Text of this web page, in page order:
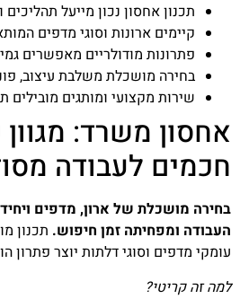
תכנון אחסון נכון מייעל
קיימים ארונות וסוגי מדפים
פתרונות מודולריים מאפשרים
בחירה מושכלת משלבת עיצוב,
שירות מקצועי ומותגים
אחסון משרד: מגוון
חכמים לעבודה
בחירה מושכלת של ארון, מדפים
העבודה ומפחיתה זמן חיפוש. תכנון
עומקי מדפים וסוגי דלתות יוצר פתרון
למה זה קריטי?